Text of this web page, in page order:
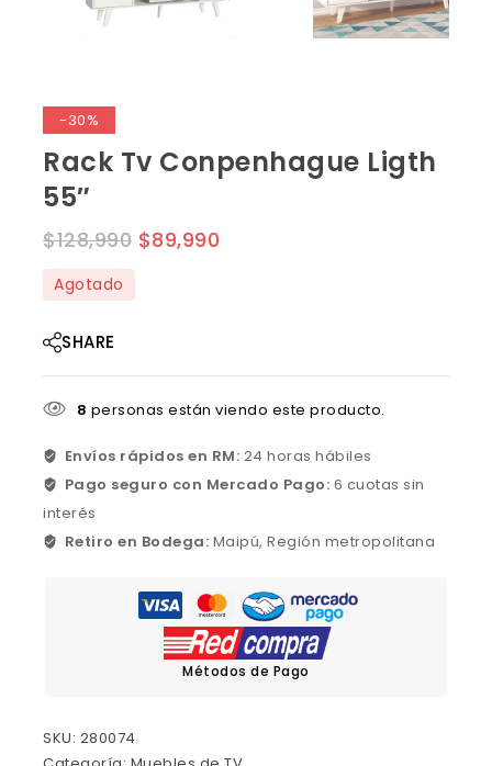
-30%
Rack Tv Conpenhague Ligth
55″
$128,990 $89,990
Agotado
SHARE
8 personas están viendo este producto.
Envíos rápidos en RM: 24 horas hábiles
Pago seguro con Mercado Pago: 6 cuotas sin
interés
Retiro en Bodega: Maipú, Región metropolitana
Métodos de Pago
SKU: 280074